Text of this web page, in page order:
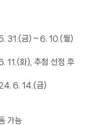
31.(금) ~ 6. 10.(월)
11.(화), 추첨 선정 후
6. 14.(금)
가능